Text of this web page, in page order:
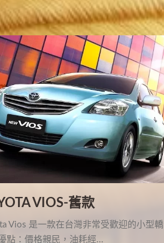
VIOS-舊款
Vios 是一款在台灣非常受歡迎的小型轎
點：價格親民，油耗經...